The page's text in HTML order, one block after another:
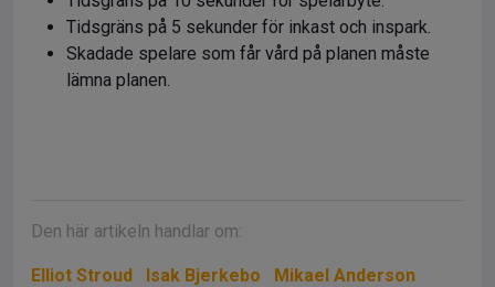
Tidsgräns på 5 sekunder för inkast och inspark.
Skadade spelare som får vård på planen måste
lämna planen.
Den här artikeln handlar om:
Elliot Stroud Isak Bjerkebo
Mikael Anderson